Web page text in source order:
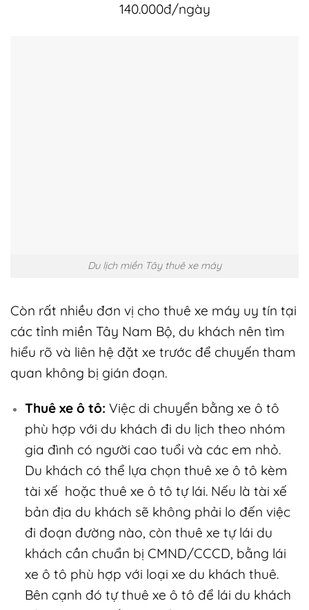
140.000đ/ngày
Du lịch miền Tây thuê xe máy
Còn rất nhiều đơn vị cho thuê xe máy uy tín tại
các tỉnh miền Tây Nam Bộ, du khách nên tìm
hiểu rõ và liên hệ đặt xe trước để chuyến tham
quan không bị gián đoạn.
Thuê xe ô tô: Việc di chuyển bằng xe ô tô
phù hợp với du khách đi du lịch theo nhóm
gia đình có người cao tuổi và các em nhỏ.
Du khách có thể lựa chọn thuê xe ô tô kèm
tài xế hoặc thuê xe ô tô tự lái. Nếu là tài xế
bản địa du khách sẽ không phải lo đến việc
đi đoạn đường nào, còn thuê xe tự lái du
khách cần chuẩn bị CMND/CCCD, bằng lái
xe ô tô phù hợp với loại xe du khách thuê.
Bên cạnh đó tự thuê xe ô tô để lái du khách